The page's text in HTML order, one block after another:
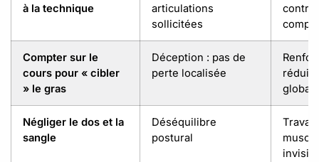
à la technique
articulations
sollicitées
Compter sur le
cours pour « cibler
» le gras
Déception : pas de
perte localisée
Négliger le dos et la
sangle
Déséquilibre
postural